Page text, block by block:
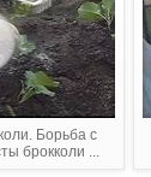
Борьба с
брокколи ...